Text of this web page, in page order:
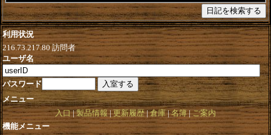
利用状況
216.73.217.80訪問者
ユーザ名
パスワード
メニュー
入口 製品情報 更新履歴 倉庫 名簿 ご案内
機能メニュー